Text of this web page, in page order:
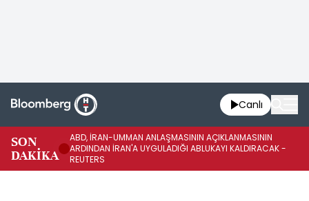
Canlı
SON
DAKİKA
ABD, İRAN-UMMAN ANLAŞMASININ AÇIKLANMASININ
ARDINDAN İRAN'A UYGULADIĞI ABLUKAYI KALDIRACAK -
REUTERS